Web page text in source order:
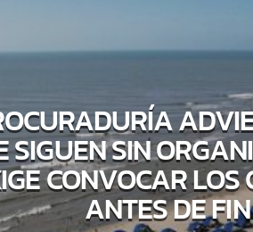
SIGUEN SIN
CONVOCAR LOS
ANTES DE